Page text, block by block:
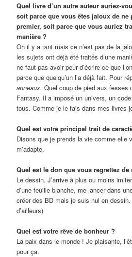
Quel livre d’un autre auteur auriez-
soit parce que vous êtes jaloux de ne
premier, soit parce que vous auriez
manière ?
Oh il y a tant mais ce n’est pas de la
les sujets ont déjà été traités d’une
ne faut pas avoir peur d’écrire ce que
parce que quelqu’un l’a déjà fait. Pour
anneaux. Quel coup de pied aux fesses
Fantasy. Il a imposé un univers, un
tous. Comme je le fais dans mes livres
Quel est votre principal trait de
Disons que je prends la vie comme elle
m’adapte.
Quel est le don que vous regrettez de
Le dessin. J’arrive à plus ou moins
d’une feuille blanche, me lancer dans
créer des BD mais je suis nul en
d’ailleurs)
Quel est votre rêve de bonheur ?
La paix dans le monde ! Je plaisante,
pour ça.